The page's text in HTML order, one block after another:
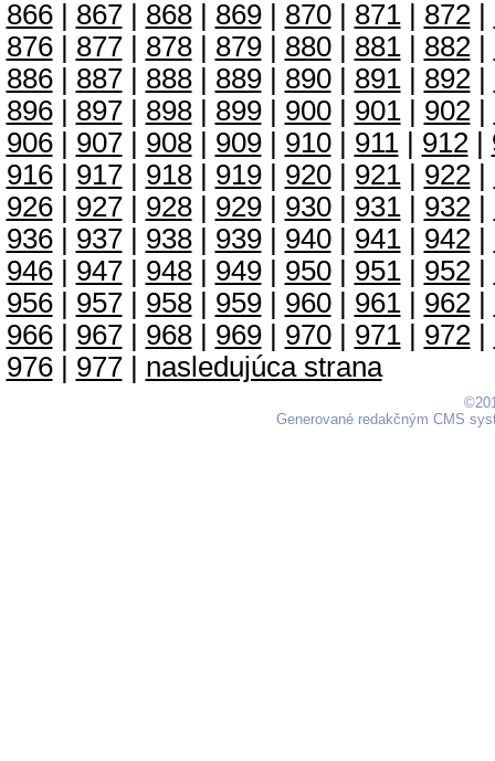
866| 867| 868| 869| 870| 871| 872|
876| 877| 878| 879| 880| 881| 882|
886| 887| 888| 889| 890| 891| 892|
896| 897| 898| 899| 900| 901| 902|
906| 907| 908| 909| 910| 911| 912|
916| 917| 918| 919| 920| 921| 922|
926| 927| 928| 929| 930| 931| 932|
936| 937| 938| 939| 940| 941| 942|
946| 947| 948| 949| 950| 951| 952|
956| 957| 958| 959| 960| 961| 962|
966| 967| 968| 969| 970| 971| 972|
976| 977| nasledujúca strana
Generované redakčným CMS